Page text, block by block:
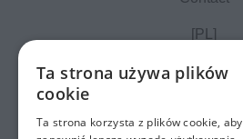
[PL]
Ta strona używa plików
cookie
Ta strona korzysta z plików cookie, aby